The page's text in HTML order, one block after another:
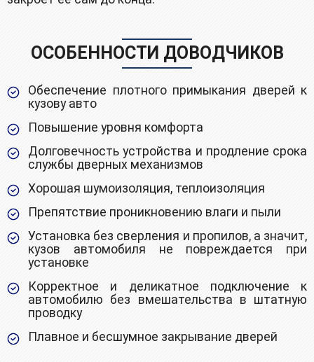
ОСОБЕННОСТИ ДОВОДЧИКОВ
Обеспечение плотного примыкания дверей к
кузову авто
Повышение уровня комфорта
Долговечность устройства и продление срока
службы дверных механизмов
Хорошая шумоизоляция, теплоизоляция
Препятствие проникновению влаги и пыли
Установка без сверления и пропилов, а значит,
кузов автомобиля не повреждается при
установке
Корректное и деликатное подключение к
автомобилю без вмешательства в штатную
проводку
Плавное и бесшумное закрывание дверей